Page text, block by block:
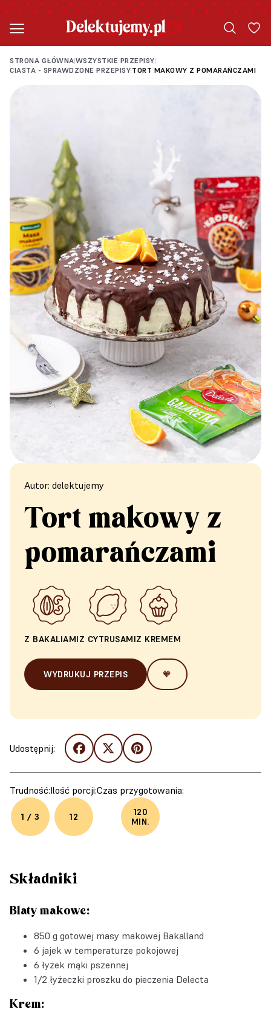
STRONA GŁÓWNA|WSZYSTKIE PRZEPISY|
CIASTA - SPRAWDZONE PRZEPISY|TORT MAKOWY Z POMARAŃCZAMI
Autor: delektujemy
Tort makowy z
pomarańczami
Z BAKALIAMIZ CYTRUSAMIZ KREMEM
WYDRUKUJ PRZEPIS 🧡
Udostępnij:
Trudność:
1 / 3
Ilość porcji:
12
Czas przygotowania:
120
MIN.
Składniki
Blaty makowe:
850 g gotowej masy makowej Bakalland
6 jajek w temperaturze pokojowej
6 łyżek mąki pszennej
1/2 łyżeczki proszku do pieczenia Delecta
Krem: